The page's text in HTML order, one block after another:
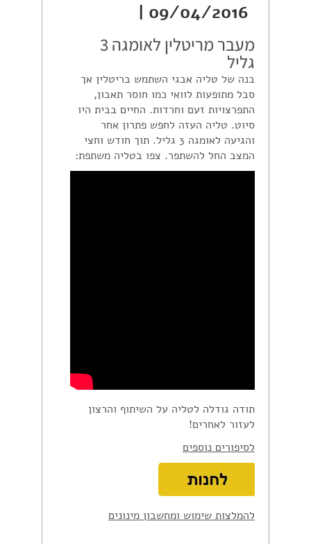
09/04/2016 |
מעבר מריטלין לאומגה 3
גליל
בנה של טליה אבגי השתמש בריטלין אך
סבל מתופעות לוואי כמו חוסר תאבון,
התפרצויות זעם וחרדות. החיים בבית היו
סיוט. טליה העזה לחפש פתרון אחר
והגיעה לאומגה 3 גליל. תוך חודש וחצי
המצב החל להשתפר. צפו בטליה משתפת:
תודה גודלה לטליה על השיתוף והרצון
לעזור לאחרים!
לסיפורים נוספים
להמלצות שימוש ומחשבון מינונים